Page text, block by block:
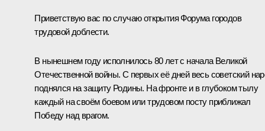
Приветствую вас по случаю открытия Форума городов
трудовой доблести.
В нынешнем году исполнилось 80 лет с начала Великой
Отечественной войны. С первых её дней весь советский
поднялся на защиту Родины. На фронте и в глубоком тылу
каждый на своём боевом или трудовом посту приближал
Победу над врагом.